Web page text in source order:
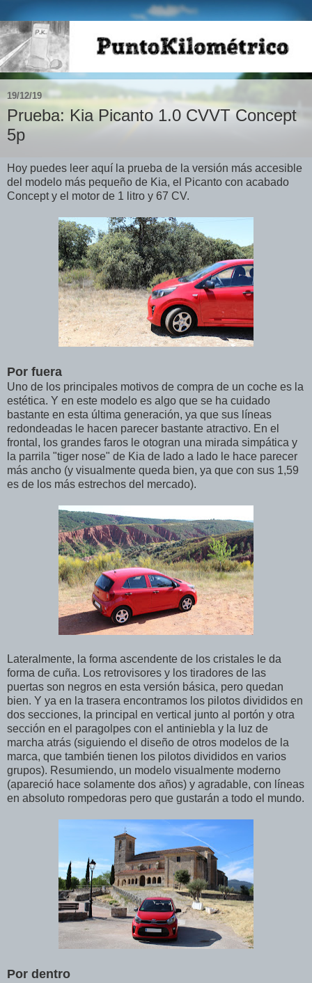
19/12/19
Prueba: Kia Picanto 1.0 CVVT Concept
5p
Hoy puedes leer aquí la prueba de la versión más accesible
del modelo más pequeño de Kia, el Picanto con acabado
Concept y el motor de 1 litro y 67 CV.
Por fuera
Uno de los principales motivos de compra de un coche es la
estética. Y en este modelo es algo que se ha cuidado
bastante en esta última generación, ya que sus líneas
redondeadas le hacen parecer bastante atractivo. En el
frontal, los grandes faros le otogran una mirada simpática y
la parrila "tiger nose" de Kia de lado a lado le hace parecer
más ancho (y visualmente queda bien, ya que con sus 1,59
es de los más estrechos del mercado).
Lateralmente, la forma ascendente de los cristales le da
forma de cuña. Los retrovisores y los tiradores de las
puertas son negros en esta versión básica, pero quedan
bien. Y ya en la trasera encontramos los pilotos divididos en
dos secciones, la principal en vertical junto al portón y otra
sección en el paragolpes con el antiniebla y la luz de
marcha atrás (siguiendo el diseño de otros modelos de la
marca, que también tienen los pilotos divididos en varios
grupos). Resumiendo, un modelo visualmente moderno
(apareció hace solamente dos años) y agradable, con líneas
en absoluto rompedoras pero que gustarán a todo el mundo.
Por dentro